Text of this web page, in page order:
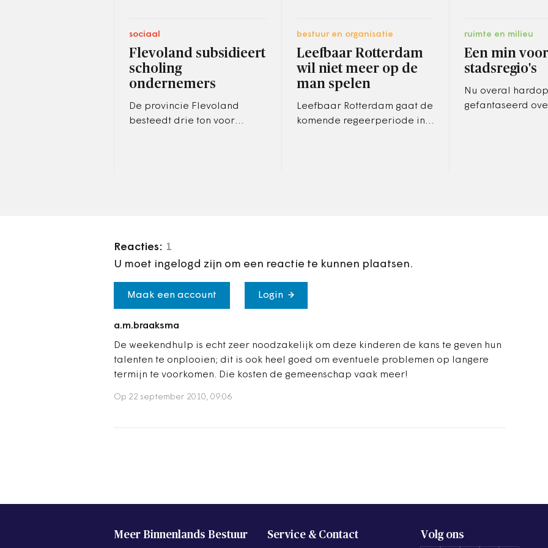
sociaal
Flevoland subsidieert
scholing
ondernemers
De provincie Flevoland
besteedt drie ton voor
bestuur en organisatie
Leefbaar Rotterdam
wil niet meer op de
man spelen
Leefbaar Rotterdam gaat de
komende regeerperiode in
ruimte en milieu
Een min voor
stadsregio's
Nu overal
gefantaseerd
Reacties: 1
U moet ingelogd zijn om een reactie te kunnen plaatsen.
Maak een account Login
a.m.braaksma
De weekendhulp is echt zeer noodzakelijk om deze kinderen de kans te geven hun
talenten te onplooien; dit is ook heel goed om eventuele problemen op langere
termijn te voorkomen. Die kosten de gemeenschap vaak meer!
Op 22 september 2010, 09:06
Meer Binnenlands Bestuur Service & Contact Volg ons